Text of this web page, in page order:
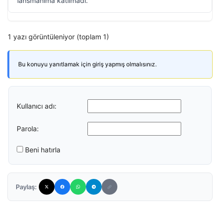
1 yazı görüntüleniyor (toplam 1)
Bu konuyu yanıtlamak için giriş yapmış olmalısınız.
Kullanıcı adı:
Parola:
Beni hatırla
Paylaş: